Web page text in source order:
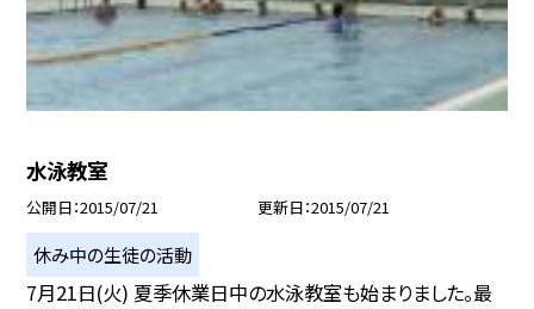
水泳教室
公開日 2015/07/21 更新日 2015/07/21
休み中の生徒の活動
7月21日(火) 夏季休業日中の水泳教室も始まりました。最